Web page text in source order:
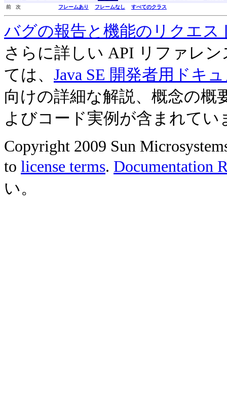
前 次 フレームあり フレームなし すべてのクラス
バグの報告と機能のリクエス
さらに詳しい API リファレ
ては、 Java SE 開発者用ドキ
向けの詳細な解説、概念の概
よびコード実例が含まれてい
Copyright 2009 Sun
to license terms. Documentation
い。